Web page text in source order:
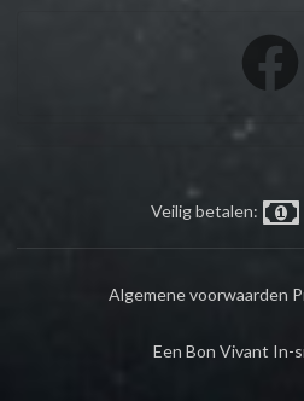
Veilig betalen:
Algemene voorwaarden
Een Bon Vivant In-